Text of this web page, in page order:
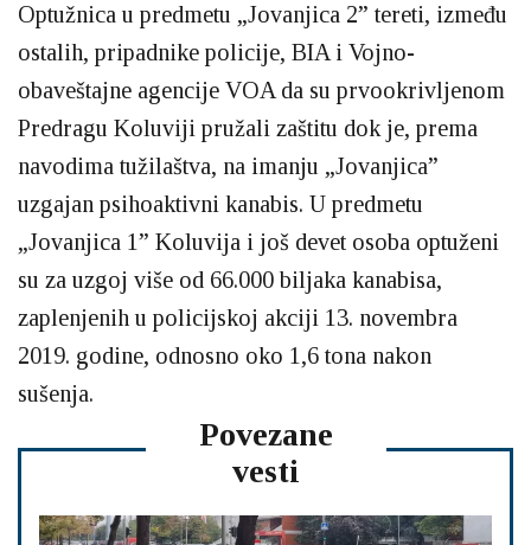
Optužnica u predmetu „Jovanjica 2” tereti, između
ostalih, pripadnike policije, BIA i Vojno-
obaveštajne agencije VOA da su prvookrivljenom
Predragu Koluviji pružali zaštitu dok je, prema
navodima tužilaštva, na imanju „Jovanjica”
uzgajan psihoaktivni kanabis. U predmetu
„Jovanjica 1” Koluvija i još devet osoba optuženi
su za uzgoj više od 66.000 biljaka kanabisa,
zaplenjenih u policijskoj akciji 13. novembra
2019. godine, odnosno oko 1,6 tona nakon
sušenja.
Povezane
vesti